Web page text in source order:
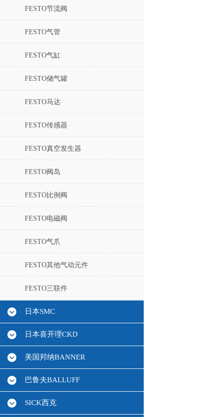
FESTO节流阀
FESTO气管
FESTO气缸
FESTO储气罐
FESTO马达
FESTO传感器
FESTO真空发生器
FESTO阀岛
FESTO比例阀
FESTO电磁阀
FESTO气爪
FESTO其他气动元件
FESTO三联件
日本SMC
日本喜开理CKD
美国邦纳BANNER
巴鲁夫BALLUFF
SICK西克